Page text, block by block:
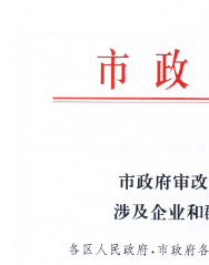
綠色北京
多語種
DEUTSCH